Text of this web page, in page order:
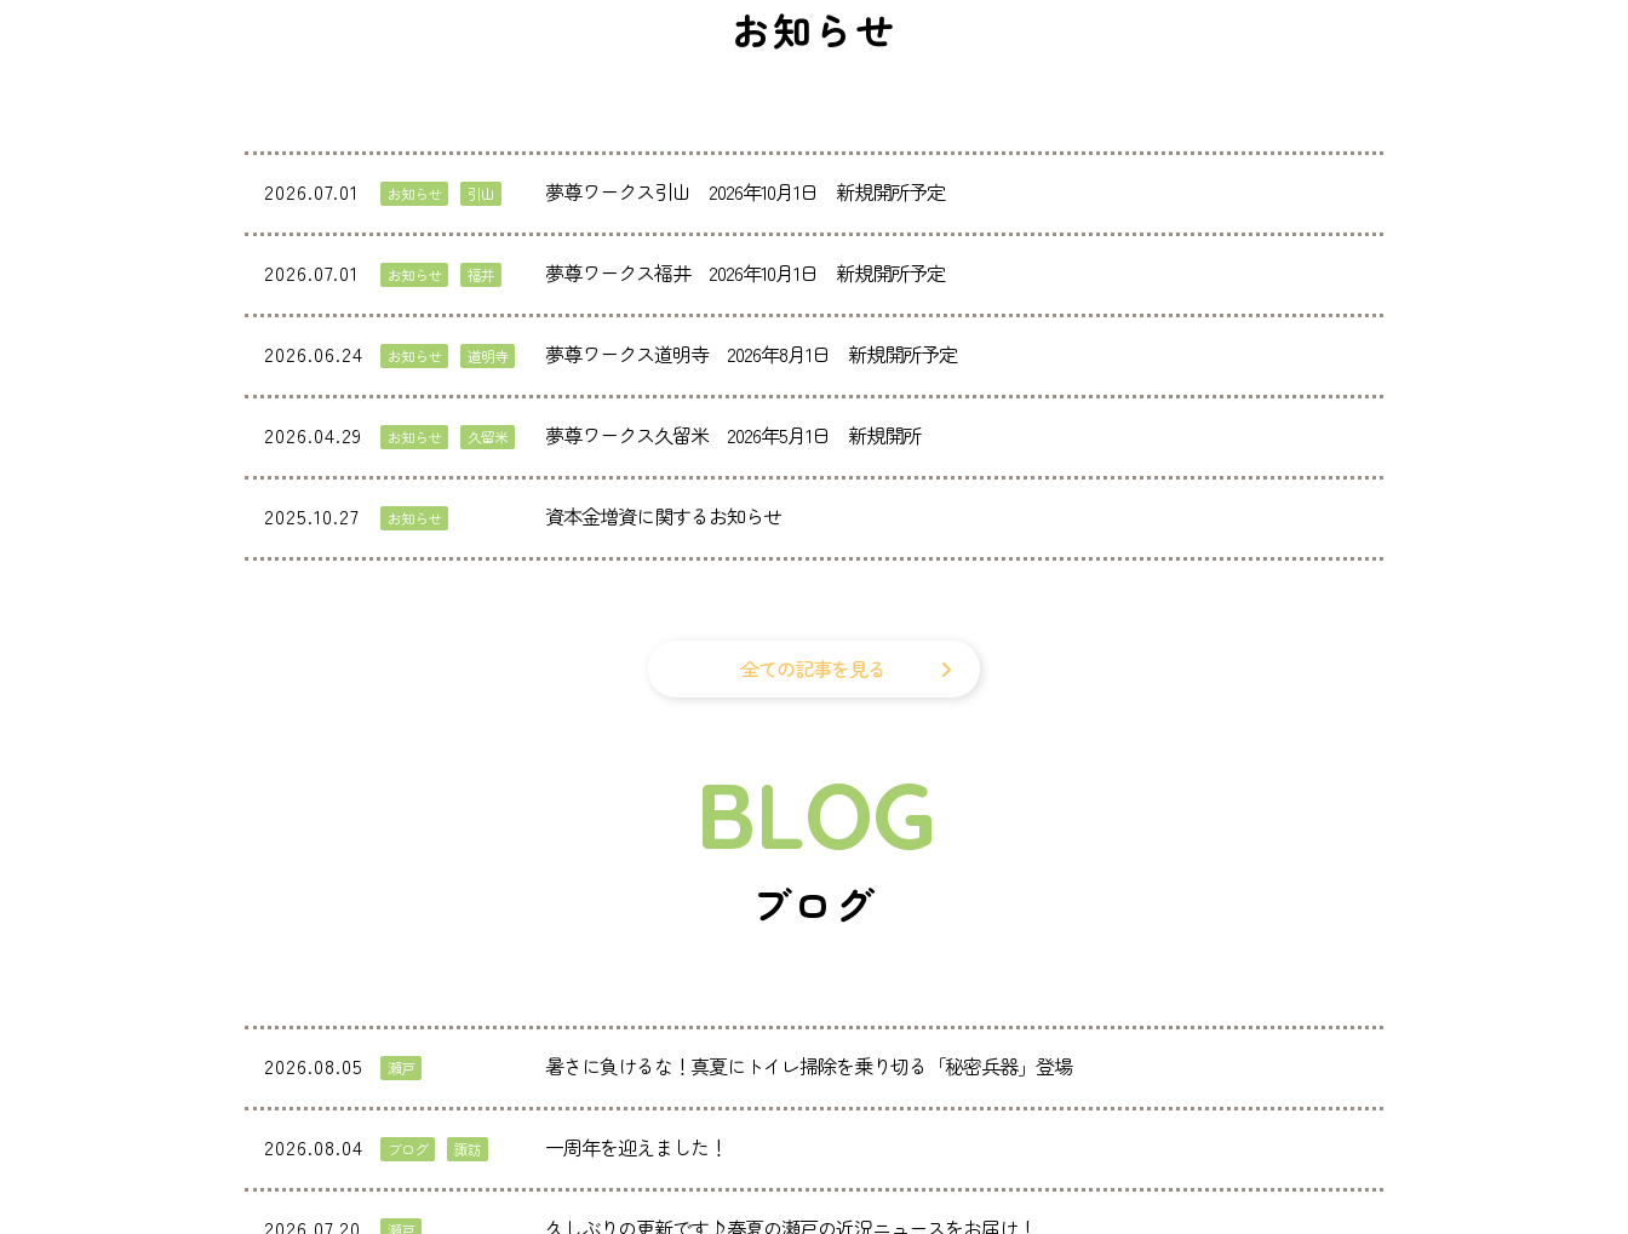
お知らせ
2026.07.01 夢尊ワークス引山 2026年10月1日 新規開所予定
お知らせ 引山
2026.07.01 夢尊ワークス福井 2026年10月1日 新規開所予定
お知らせ 福井
2026.06.24 夢尊ワークス道明寺 2026年8月1日 新規開所予定
お知らせ 道明寺
2026.04.29 夢尊ワークス久留米 2026年5月1日 新規開所
お知らせ 久留米
2025.10.27 資本金増資に関するお知らせ
お知らせ
全ての記事を見る
BLOG
ブログ
2026.08.05 暑さに負けるな！真夏にトイレ掃除を乗り切る「秘密兵器」登場
瀬戸
2026.08.04 一周年を迎えました！
ブログ 諏訪
2026.07.20 久しぶりの更新です♪春夏の瀬戸の近況ニュースをお届け！
瀬戸